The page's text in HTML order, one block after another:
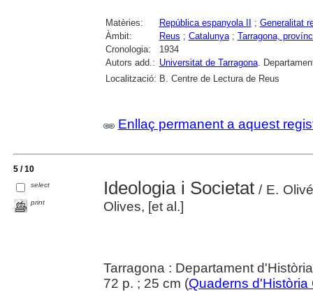
Matèries: República espanyola II ; Generalitat
Àmbit:
Reus ; Catalunya; Tarragona,
Cronologia:
1934
Autors add.: Universitat de Tarragona.
Localització: B. Centre de Lectura de Reus
Enllaç permanent a aquest
5 / 10
select
print
Ideologia i Societat / E.
Olives, [et al.]
Tarragona : Departament
72 p. ; 25 cm (Quaderns d'Història